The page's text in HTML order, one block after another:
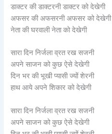
डाक्टर की डाक्टरनी डाक्टर को देखेगी
अफसर की अफसरनी अफसर को देखेगी
नेता की घरवाली नेता को देखेगी
सारा दिन निर्जला व्रत रख सजनी
अपने साजन को कुछ ऐसे देखेगी
दिन भर की भूखी प्यासी ज्यों शेरनी
हाथ आये अपने शिकार को देखेगी
सारा दिन निर्जला व्रत रख सजनी
अपने साजन को कुछ ऐसे देखेगी